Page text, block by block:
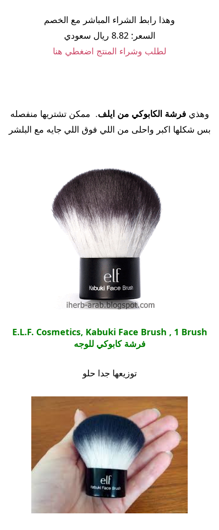
وهذا رابط الشراء المباشر مع الخصم
السعر: 8.82 ريال سعودي
لطلب وشراء المنتج اضغطي هنا
وهذي فرشة الكابوكي من ايلف. ممكن تشتريها منفصله
بس شكلها اكبر واحلى من اللي فوق اللي جايه مع البلشر
E.L.F. Cosmetics, Kabuki Face Brush , 1 Brush
فرشة كابوكي للوجه
توزيعها جدا حلو